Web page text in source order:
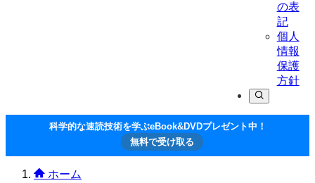
の表
記
個人
情報
保護
方針
科学的な速読技術を学ぶeBook&DVDプレゼント中！
無料で受け取る
ホーム